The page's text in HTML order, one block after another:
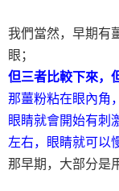
我們當然，早期有
眼；
但三者比較下來，
那薑粉粘在眼內角
眼睛就會開始有刺
左右，眼睛就可以
那早期，大部分是